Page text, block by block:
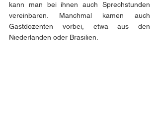
kann man bei ihnen auch Sprechstunden
vereinbaren. Manchmal kamen auch
Gastdozenten vorbei, etwa aus den
Niederlanden oder Brasilien.